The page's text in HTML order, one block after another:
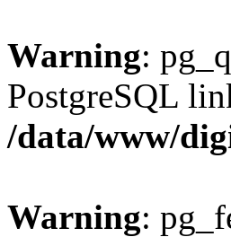
Warning:
PostgreSQL
/data/www/
Warning: